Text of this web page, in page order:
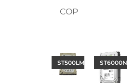
COP
ST500LM021